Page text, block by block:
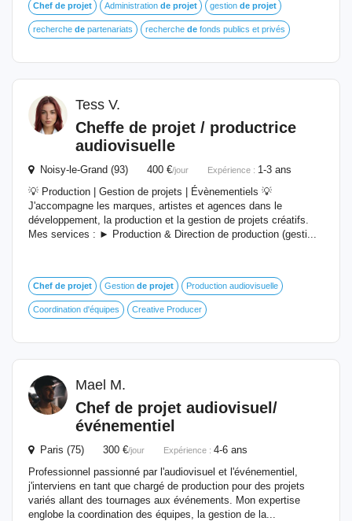
Chef de projet Administration de projet gestion de projet
recherche de partenariats recherche de fonds publics et privés
Tess V.
Cheffe de projet / productrice
audiovisuelle
Noisy-le-Grand (93) 400 €/jour Expérience : 1-3 ans
💡 Production | Gestion de projets | Évènementiels 💡
J'accompagne les marques, artistes et agences dans le
développement, la production et la gestion de projets créatifs.
Mes services : ► Production & Direction de production (gesti...
Chef de projet Gestion de projet Production audiovisuelle
Coordination d'équipes Creative Producer
Mael M.
Chef de projet audiovisuel /
événementiel
Paris (75) 300 €/jour Expérience : 4-6 ans
Professionnel passionné par l'audiovisuel et l'événementiel,
j'interviens en tant que chargé de production pour des projets
variés allant des tournages aux événements. Mon expertise
englobe la coordination des équipes, la gestion de la...